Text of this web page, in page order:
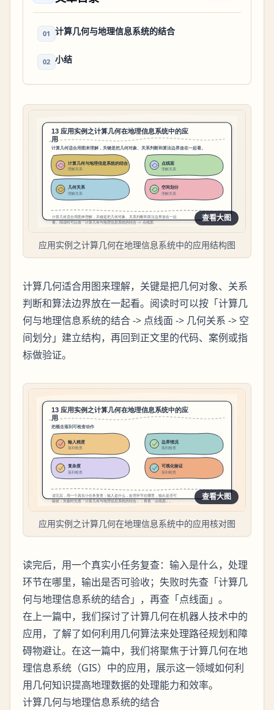
01 计算几何与地理信息系统的结合
02 小结
查看大图
应用实例之计算几何在地理信息系统中的应用结构图
计算几何适合用图来理解，关键是把几何对象、关系
判断和算法边界放在一起看。阅读时可以按「计算几
何与地理信息系统的结合 -> 点线面 -> 几何关系 -> 空
间划分」建立结构，再回到正文里的代码、案例或指
标做验证。
查看大图
应用实例之计算几何在地理信息系统中的应用核对图
读完后，用一个真实小任务复查：输入是什么，处理
环节在哪里，输出是否可验收；失败时先查「计算几
何与地理信息系统的结合」，再查「点线面」。
在上一篇中，我们探讨了计算几何在机器人技术中的
应用，了解了如何利用几何算法来处理路径规划和障
碍物避让。在这一篇中，我们将聚焦于计算几何在地
理信息系统（GIS）中的应用，展示这一领域如何利
用几何知识提高地理数据的处理能力和效率。
计算几何与地理信息系统的结合